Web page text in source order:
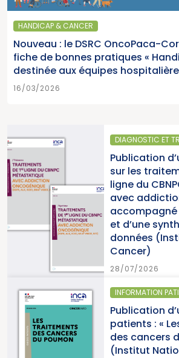
HANDICAP & CANCER
Nouveau : le DSRC OncoPaca-
fiche de bonnes pratiques «
destinée aux équipes
16/03/2026
DIAGNOSTIC ET
Publication
sur les
ligne du
avec
accompagné
et d’une
données
Cancer)
28/07/2026
INFORMATION
Publication
patients : «
des cancers
(Institut